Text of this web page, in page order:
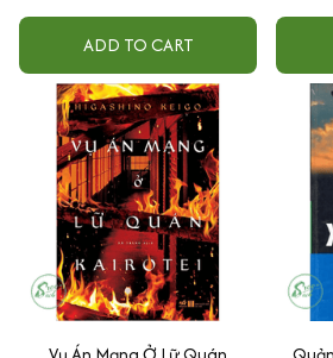
ADD TO CART